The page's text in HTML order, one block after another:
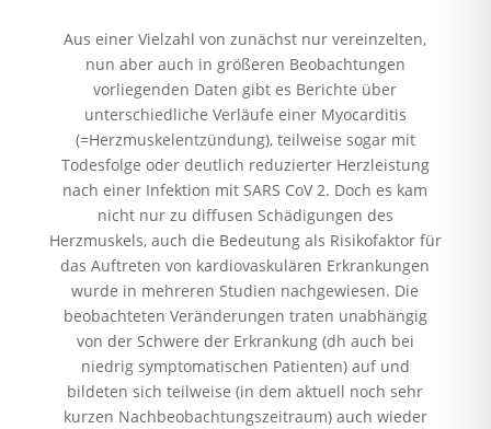
Aus einer Vielzahl von zunächst nur vereinzelten,
nun aber auch in größeren Beobachtungen
vorliegenden Daten gibt es Berichte über
unterschiedliche Verläufe einer Myocarditis
(=Herzmuskelentzündung), teilweise sogar mit
Todesfolge oder deutlich reduzierter Herzleistung
nach einer Infektion mit SARS CoV 2. Doch es kam
nicht nur zu diffusen Schädigungen des
Herzmuskels, auch die Bedeutung als Risikofaktor für
das Auftreten von kardiovaskulären Erkrankungen
wurde in mehreren Studien nachgewiesen. Die
beobachteten Veränderungen traten unabhängig
von der Schwere der Erkrankung (dh auch bei
niedrig symptomatischen Patienten) auf und
bildeten sich teilweise (in dem aktuell noch sehr
kurzen Nachbeobachtungszeitraum) auch wieder